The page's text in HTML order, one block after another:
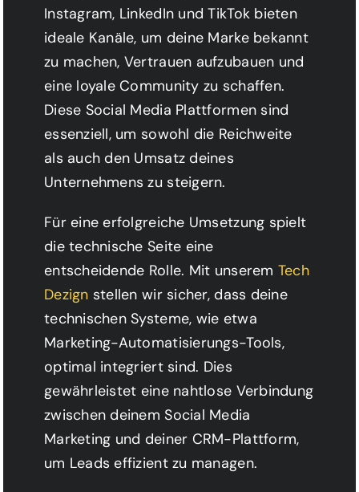
Instagram, LinkedIn und TikTok bieten
ideale Kanäle, um deine Marke bekannt
zu machen, Vertrauen aufzubauen und
eine loyale Community zu schaffen.
Diese Social Media Plattformen sind
essenziell, um sowohl die Reichweite
als auch den Umsatz deines
Unternehmens zu steigern.
Für eine erfolgreiche Umsetzung spielt
die technische Seite eine
entscheidende Rolle. Mit unserem Tech
Dezign stellen wir sicher, dass deine
technischen Systeme, wie etwa
Marketing-Automatisierungs-Tools,
optimal integriert sind. Dies
gewährleistet eine nahtlose Verbindung
zwischen deinem Social Media
Marketing und deiner CRM-Plattform,
um Leads effizient zu managen.